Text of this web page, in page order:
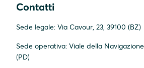
Contatti
Sede legale: Via Cavour, 23, 39100 (BZ)
Sede operativa: Viale della
(PD)